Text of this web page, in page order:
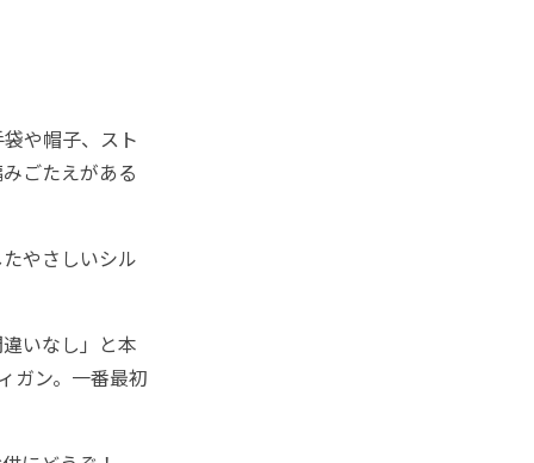
や帽子、スト
ごたえがある
やさしいシル
いなし」と本
ガン。一番最初